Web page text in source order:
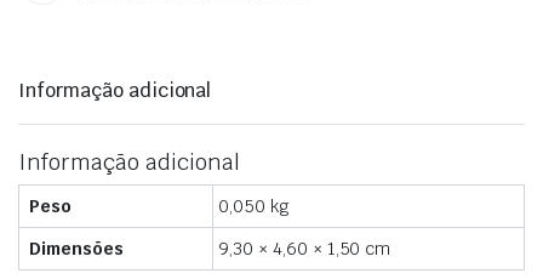
Informação adicional
Informação adicional
Peso
0,050 kg
Dimensões
9,30 × 4,60 × 1,50 cm